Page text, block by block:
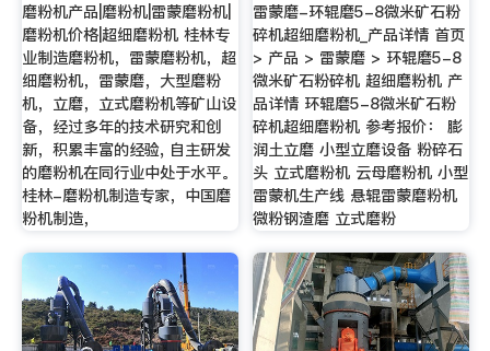
磨粉机产品|磨粉机|雷蒙磨粉机|
磨粉机价格|超细磨粉机 桂林专
业制造磨粉机，雷蒙磨粉机，超
细磨粉机，雷蒙磨，大型磨粉
机，立磨，立式磨粉机等矿山设
备，经过多年的技术研究和创
新，积累丰富的经验, 自主研发
的磨粉机在同行业中处于水平。
桂林-磨粉机制造专家，中国磨
粉机制造，
雷蒙磨-环辊磨5-8微米矿石粉
碎机超细磨粉机_产品详情 首页
> 产品 > 雷蒙磨 > 环辊磨5-8
微米矿石粉碎机 超细磨粉机 产
品详情 环辊磨5-8微米矿石粉
碎机超细磨粉机 参考报价： 膨
润土立磨 小型立磨设备 粉碎石
头 立式磨粉机 云母磨粉机 小型
雷蒙机生产线 悬辊雷蒙磨粉机
微粉钢渣磨 立式磨粉